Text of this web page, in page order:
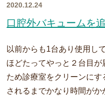
2020.12.24
口腔外バキュームを
以前からも1台あり使用し
ほどたってやっと２台目
ため診療室をクリーンに
されるまでかなり時間がか